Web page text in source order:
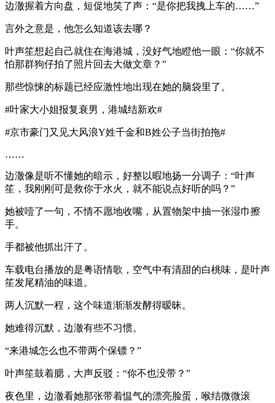
边澈握着方向盘，短促地笑了声：“是你把我拽上车的……”
言外之意是，他怎么知道该去哪？
叶声笙想起自己就住在海港城，没好气地瞪他一眼：“你就不
怕那群狗仔拍了照片回去大做文章？”
那些惊悚的标题已经应激性地出现在她的脑袋里了。
#叶家大小姐报复衰男，港城结新欢#
#京市豪门又见大风浪Y姓千金和B姓公子当街拍拖#
……
边澈像是听不懂她的暗示，好整以暇地扬一分调子：“叶声
笙，我刚刚可是救你于水火，就不能说点好听的吗？”
她被噎了一句，不情不愿地收嘴，从置物架中抽一张湿巾擦
手。
手都被他抓出汗了。
车载电台播放的是粤语情歌，空气中有清甜的白桃味，是叶声
笙发尾精油的味道。
两人沉默一程，这个味道渐渐发酵得暧昧。
她难得沉默，边澈有些不习惯。
“来港城怎么也不带两个保镖？”
叶声笙鼓着腮，大声反驳：“你不也没带？”
夜色里，边澈看她那张带着愠气的漂亮脸蛋，喉结微微滚